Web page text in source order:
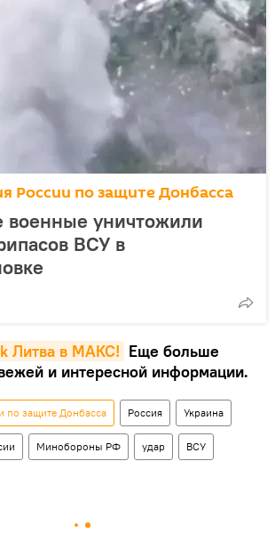
России по защите Донбасса
военные уничтожили
ВСУ в
Литва в MAКС! Еще больше
и интересной информации.
по защите Донбасса Россия Украина
Минобороны РФ удар ВСУ